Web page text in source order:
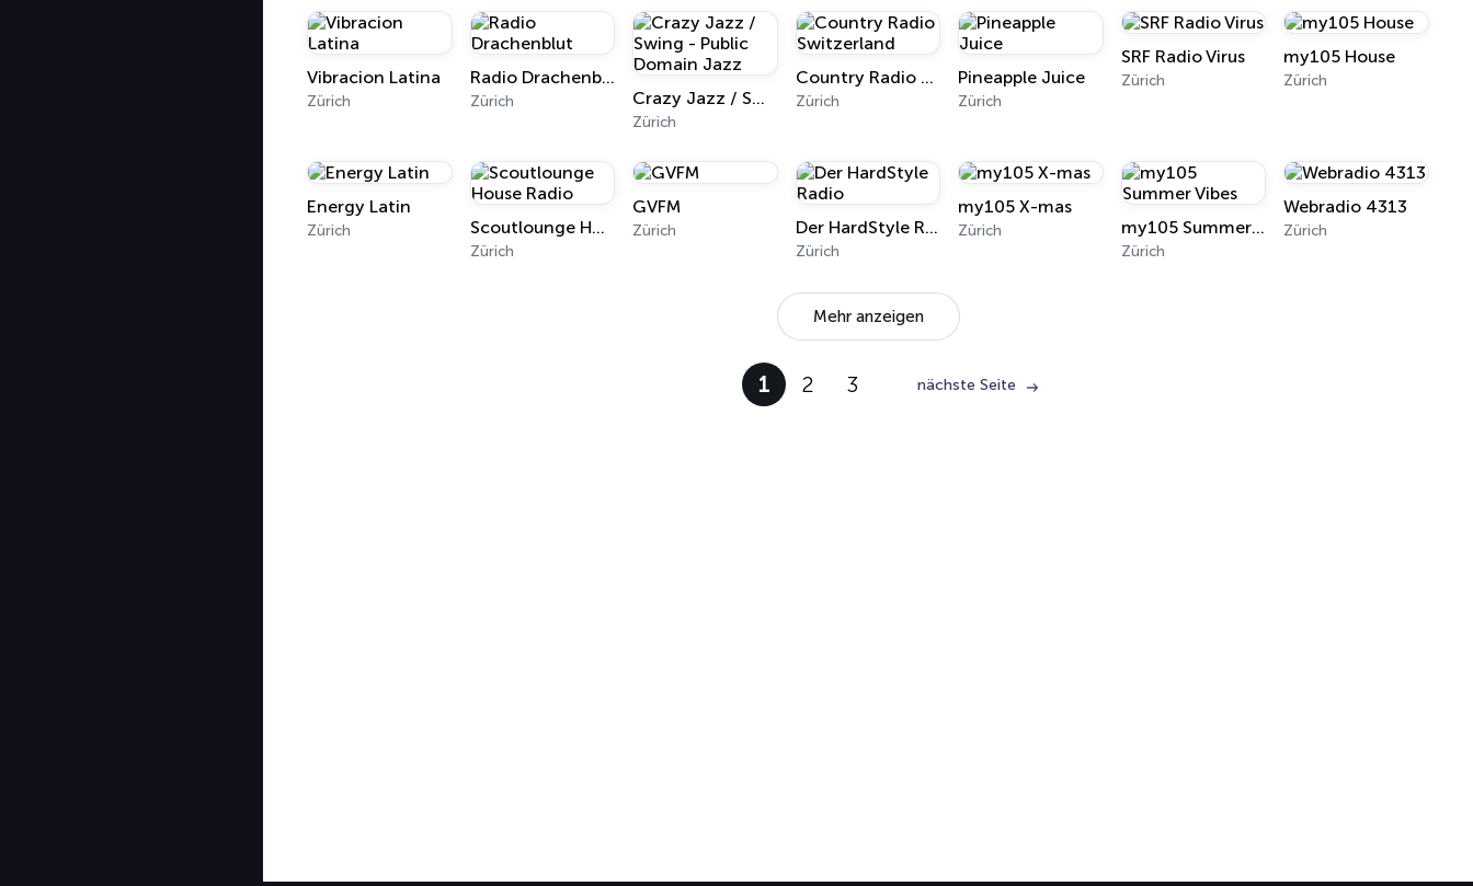
Vibracion Latina
Zürich
Radio Drachenblut
Zürich Crazy Jazz / Swing - Public Domain Jazz
Zürich
Country Radio Switzerland
Zürich
Pineapple Juice
Zürich
SRF Radio Virus
Zürich
my105 House
Zürich
Energy Latin
Zürich Scoutlounge House Radio
Zürich
GVFM
Zürich Der HardStyle Radio
Zürich
my105 X-mas
Zürich my105 Summer Vibes
Zürich
Webradio 4313
Zürich
Mehr anzeigen
1 2 3 nächste Seite